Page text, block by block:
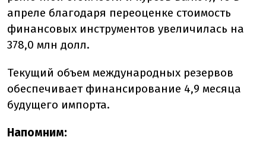
апреле благодаря переоценке стоимость
финансовых инструментов увеличилась на
378,0 млн долл.
Текущий объем международных резервов
обеспечивает финансирование 4,9 месяца
будущего импорта.
Напомним: